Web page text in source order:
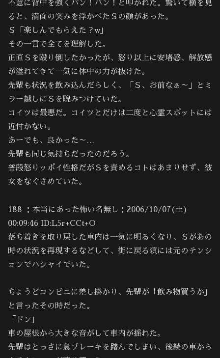
不意に背中を強くバン！バン！と叩かれた。驚いて横を見
ると、満面の笑みを浮かべたＳの顔があった。
Ｓ「楽しんでもらえた？w｣
その一言で全てを理解した。
正直Ｓを殴り倒したかったが、怒り以上に安堵感、解放感
が溢れてきて一気に体中の力が抜けた。
先輩も状況を飲み込んだらしく、「Ｓ、お前なぁ～」とミ
ラー越しにＳを睨みつけていた。
コイツは最悪だ。コイツとだけは二度と心霊スポットには
近付かない。
あーでも、良かった～…
先輩も同じ気持ちだったのだろう。
普段怒りッポイ性格だがＳを責めるコトはあまりせず、彼
女をなぐさめていた。
188 ：本当にあった怖い名無し：2006/10/07(土)
00:09:46 ID:L5r+CCt+O
落ち着きを取り戻した車内は一気に明るくなり、Ｓがあの
時の状況を再現するなどして、街に戻る頃には元のテンシ
ョンでハシャイでいた。
ちょうどコンビニに差し掛かり、先輩が「飲み物買うか｣
と言ったその時だった。
「ドン｣
車の屋根から大きな音がして車内が揺れた。
先輩はとっさに急ブレーキを踏んでしまい、後続の車から